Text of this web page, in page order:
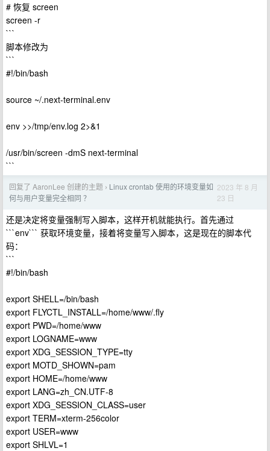
# 恢复 screen
screen -r
```
脚本修改为
```
#!/bin/bash
source ~/.next-terminal.env
env >>/tmp/env.log 2>&1
/usr/bin/screen -dmS next-terminal
```
回复了 AaronLee 创建的主题 › Linux crontab 使用的环境变量如
何与用户变量完全相同 ？
2023 年 8 月
23 日
还是决定将变量强制写入脚本，这样开机就能执行。首先通过
```env``` 获取环境变量，接着将变量写入脚本，这是现在的脚本代
码：
```
#!/bin/bash
export SHELL=/bin/bash
export FLYCTL_INSTALL=/home/www/.fly
export PWD=/home/www
export LOGNAME=www
export XDG_SESSION_TYPE=tty
export MOTD_SHOWN=pam
export HOME=/home/www
export LANG=zh_CN.UTF-8
export XDG_SESSION_CLASS=user
export TERM=xterm-256color
export USER=www
export SHLVL=1